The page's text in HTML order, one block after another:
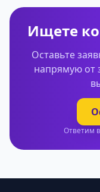
Ищете
Оставьте
напрямую от
Ответим